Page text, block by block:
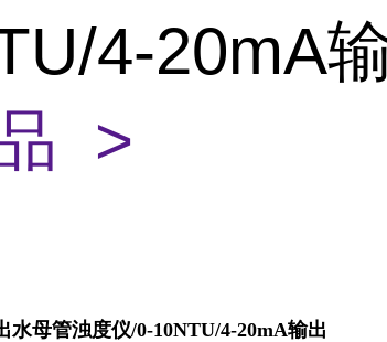
4-20mA
>
水母管浊度仪/0-10NTU/4-20mA输出